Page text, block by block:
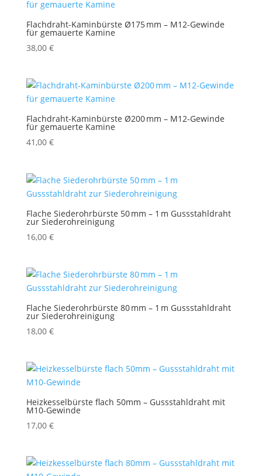
Flachdraht-Kaminbürste Ø175 mm – M12-Gewinde
für gemauerte Kamine
38,00 €
Flachdraht-Kaminbürste Ø200 mm – M12-Gewinde
für gemauerte Kamine
41,00 €
Flache Siederohrbürste 50 mm – 1 m Gussstahldraht
zur Siederohreinigung
16,00 €
Flache Siederohrbürste 80 mm – 1 m Gussstahldraht
zur Siederohreinigung
18,00 €
Heizkesselbürste flach 50mm – Gussstahldraht mit
M10-Gewinde
17,00 €